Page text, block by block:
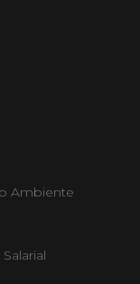
Ambiente